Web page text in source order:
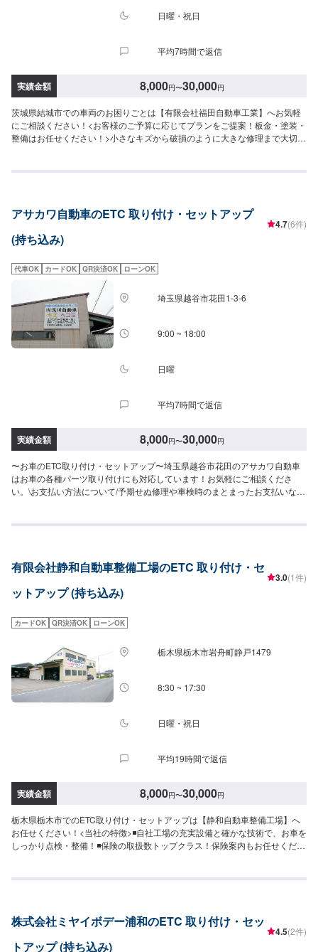
日曜・祝日
平均7時間で返信
実績金額 8,000円〜30,000円
茨城県結城市での車両のお困りごとは【有限会社福田自動車工業】へお気軽
にご相談ください！<お客様のご予算に応じてプランをご提案！板金・塗装・
整備はお任せください！>小さなキズから破損のように大きな修理まで大切な
きし、最適な施工方法をご提案しますので、お気軽にお問い合わせ下さい。
～2日程度で納車となります。(要相談)納期は前後する場合がございます。予
めご了承ください。-----代車について-----代車をご用意しています。お車の作
業中は代車をご利用ください。※代車の燃料代はお客様にご負担いただいてお
ださい。駐車スペースは事務所前の空いているスペースに駐車してくださ
い。受付はスタッフへ「メンテモで予約しました」とお伝えください。ご案
内いたします。【定休日・営業時間】定休日：日曜、祝日営業時間：
8:00~18:00
アサカワ自動車のETC 取り付け・セットアップ
(持ち込み)
4.7(6件)
代車OK カードOK QR決済OK ローンOK
埼玉県越谷市花田1-3-6
9:00 ~ 18:00
日曜
平均7時間で返信
実績金額 8,000円〜30,000円
〜お車のETC取り付け・セットアップ〜埼玉県越谷市花田のアサカワ自動車
はお車の各種パーツ取り付けにも対応しています！お気軽にご相談くださ
い。\お支払い方法について/予期せぬ修理や車検時のまとまったお支払いなど
対応しております。ご不明点はどうぞご遠慮なくお尋ねください。\パーツ持
ください。場合によっては対応できかねることもございますので、あらかじ
めご了承ください。\代車について/作業中は代車をお出しすることも可能です
ので、ご希望の方はお気軽にお申し付けください。※燃料代はお客さま負担と
有限会社静和自動車整備工場のETC 取り付け・セ
ットアップ (持ち込み)
3.0(1件)
カードOK QR決済OK ローンOK
栃木県栃木市岩舟町静戸1479
8:30 ~ 17:30
日曜・祝日
平均19時間で返信
実績金額 8,000円〜30,000円
栃木県栃木市でのETC取り付け・セットアップは【静和自動車整備工場】へ
お任せください！<当社の特徴>◾自社工場の充実設備と確かな技術で、お車を
しっかり点検・整備！◾保険の取扱数トップクラス！保険案内もお任せくださ
たい…★お時間があまり取れない…などのご相談もお気軽にどうぞ！【1】オ
度で納車となります。納期は前後する場合がございます。予めご了承くださ
い。-----代車について-----代車をご用意しています。お車の作業中は代車をご
利用ください。※代車の燃料代はお客様にご負担いただいております。-----ご
株式会社ミヤイボデー浦和のETC 取り付け・セッ
トアップ (持ち込み)
4.5(2件)